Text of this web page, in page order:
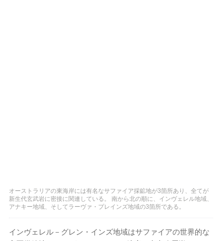
オーストラリアの東海岸には有名なサファイア採鉱地が3箇所あり、全てが
新生代玄武岩に密接に関連している。 南から北の順に、インヴェレル地域、
アナキー地域、そしてラーヴァ・プレインズ地域の3箇所である。
インヴェレル－グレン・インズ地域はサファイアの世界的な